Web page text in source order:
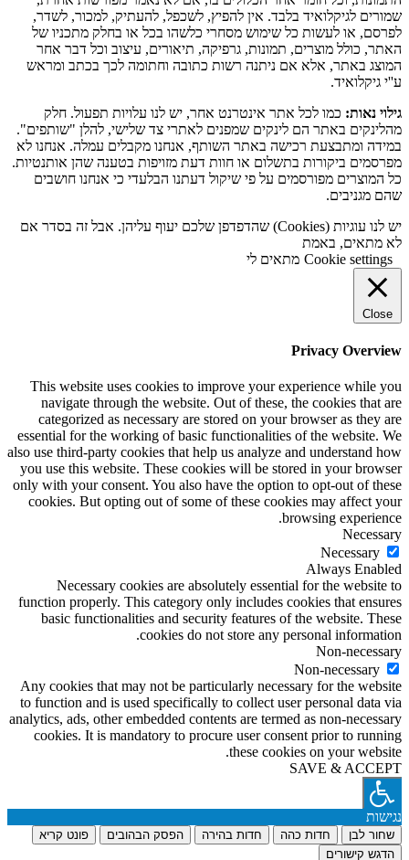
שמורים לגיקלואיד בלבד. אין להפיץ, לשכפל, להעתיק, למכור, לשדר,
לפרסם, או לעשות כל שימוש מסחרי כלשהו בכל או בחלק מתכניו של
האתר, כולל מוצרים, תמונות, גרפיקה, תיאורים, עיצוב וכל דבר אחר
המוצג באתר, אלא אם ניתנה רשות כתובה וחתומה לכך בכתב ומראש
ע''י גיקלואיד.
גילוי נאות: כמו לכל אתר אינטרנט אחר, יש לנו עלויות תפעול. חלק
מהלינקים באתר הם לינקים שמפנים לאתרי צד שלישי, להלן "שותפים".
במידה ומתבצעת רכישה באתר השותף, אנחנו מקבלים עמלה. אנחנו לא
מפרסמים ביקורות בתשלום או חוות דעת מזויפות בטענה שהן אותנטיות.
כל המוצרים מפורסמים על פי שיקול דעתנו הבלעדי כי אנחנו חושבים
שהם מגניבים.
יש לנו עוגיות (Cookies) שהדפדפן שלכם יעוף עליהן. אבל זה בסדר אם
לא מתאים, באמת
Cookie settings מתאים לי
Close
Privacy Overview
This website uses cookies to improve your experience while you
navigate through the website. Out of these, the cookies that are
categorized as necessary are stored on your browser as they are
essential for the working of basic functionalities of the website. We
also use third-party cookies that help us analyze and understand how
you use this website. These cookies will be stored in your browser
only with your consent. You also have the option to opt-out of these
cookies. But opting out of some of these cookies may affect your
browsing experience.
Necessary
Necessary
Always Enabled
Necessary cookies are absolutely essential for the website to
function properly. This category only includes cookies that ensures
basic functionalities and security features of the website. These
cookies do not store any personal information.
Non-necessary
Non-necessary
Any cookies that may not be particularly necessary for the website
to function and is used specifically to collect user personal data via
analytics, ads, other embedded contents are termed as non-necessary
cookies. It is mandatory to procure user consent prior to running
these cookies on your website.
SAVE & ACCEPT
נגישות
שחור לבן חדות כהה חדות בהירה הפסק הבהובים
פונט קריא
הדגש קישורים